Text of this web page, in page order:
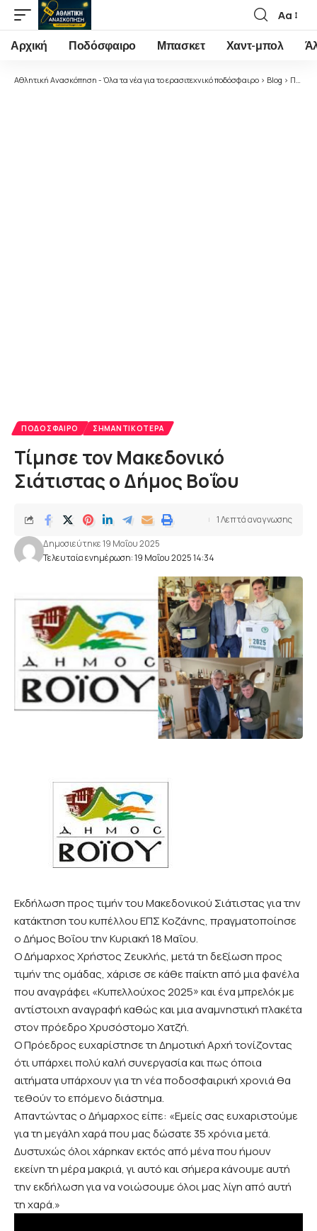
Font
Resizer
Αα
Αρχική Ποδόσφαιρο Μπασκετ Χαντ-μπολ
Αθλητική Ανασκόπηση - Όλα τα νέα για το ερασιτεχνικό ποδόσφαιρο > Blog > Ποδόσφαιρο
ΠΟΔΌΣΦΑΙΡΟ ΣΗΜΑΝΤΙΚΌΤΕΡΑ
Τίμησε τον Μακεδονικό
Σιάτιστας ο Δήμος Βοΐου
Τελευταία ενημέρωση: 19 Μαΐου 2025 14:34
Δημοσιεύτηκε 19 Μαΐου 2025
1 Λεπτά αναγνωσης
Εκδήλωση προς τιμήν του Μακεδονικού Σιάτιστας για την
κατάκτηση του κυπέλλου ΕΠΣ Κοζάνης, πραγματοποίησε
ο Δήμος Βοΐου την Κυριακή 18 Μαΐου.
Ο Δήμαρχος Χρήστος Ζευκλής, μετά τη δεξίωση προς
τιμήν της ομάδας, χάρισε σε κάθε παίκτη από μια φανέλα
που αναγράφει «Κυπελλούχος 2025» και ένα μπρελόκ με
αντίστοιχη αναγραφή καθώς και μια αναμνηστική πλακέτα
στον πρόεδρο Χρυσόστομο Χατζή.
Ο Πρόεδρος ευχαρίστησε τη Δημοτική Αρχή τονίζοντας
ότι υπάρχει πολύ καλή συνεργασία και πως όποια
αιτήματα υπάρχουν για τη νέα ποδοσφαιρική χρονιά θα
τεθούν το επόμενο διάστημα.
Απαντώντας ο Δήμαρχος είπε: «Εμείς σας ευχαριστούμε
για τη μεγάλη χαρά που μας δώσατε 35 χρόνια μετά.
Δυστυχώς όλοι χάρηκαν εκτός από μένα που ήμουν
εκείνη τη μέρα μακριά, γι αυτό και σήμερα κάνουμε αυτή
την εκδήλωση για να νοιώσουμε όλοι μας λίγη από αυτή
τη χαρά.»